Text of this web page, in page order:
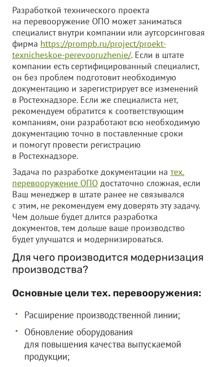
Разработкой технического проекта
на перевооружение ОПО может заниматься
специалист внутри компании или аутсорсинговая
фирма https://prompb.ru/project/proekt-
texnicheskoe-perevooruzhenie/. Если в штате
компании есть сертифицированный специалист,
он без проблем подготовит необходимую
документацию и зарегистрирует все изменений
в Ростехнадзоре. Если же специалиста нет,
рекомендуем обратится к соответствующим
компаниям, они разработают всю необходимую
документацию точно в поставленные сроки
и помогут провести регистрацию
в Ростехнадзоре.
Задача по разработке документации на тех.
перевооружение ОПО достаточно сложная, если
Ваш менеджер в штате ранее не связывался
с этим, не рекомендуем ему доверять эту задачу.
Чем дольше будет длится разработка
документов, тем дольше ваше производство
будет улучшатся и модернизироваться.
Для чего производится модернизация
производства?
Основные цели тех. перевооружения:
Расширение производственной линии;
Обновление оборудования
для повышения качества выпускаемой
продукции;